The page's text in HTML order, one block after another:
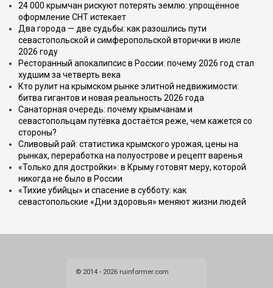
24 000 крымчан рискуют потерять землю: упрощённое
оформление СНТ истекает
Два города — две судьбы: как разошлись пути
севастопольской и симферопольской вторички в июле
2026 году
Ресторанный апокалипсис в России: почему 2026 год стал
худшим за четверть века
Кто рулит на крымском рынке элитной недвижимости:
битва гигантов и новая реальность 2026 года
Санаторная очередь: почему крымчанам и
севастопольцам путёвка достаётся реже, чем кажется со
стороны?
Сливовый рай: статистика крымского урожая, цены на
рынках, переработка на полуострове и рецепт варенья
«Только для достройки»: в Крыму готовят меру, которой
никогда не было в России
«Тихие убийцы» и спасение в субботу: как
севастопольские «Дни здоровья» меняют жизни людей
© 2014 - 2026 ruinformer.com